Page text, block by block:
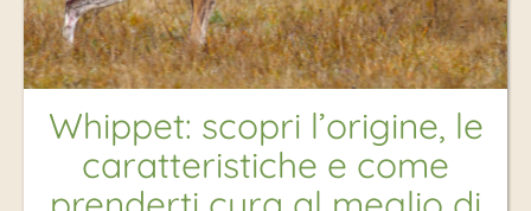
Whippet: scopri l’origine, le
caratteristiche e come